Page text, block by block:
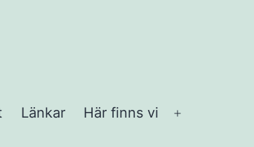
Länkar Här finns vi